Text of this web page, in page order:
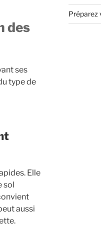
des
ses
type de
Elle
sol
aussi
Préparez